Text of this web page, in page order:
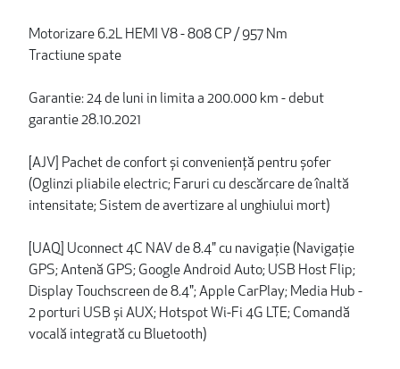
Motorizare 6.2L HEMI V8 - 808 CP / 957 Nm
Tractiune spate
Garantie: 24 de luni in limita a 200.000 km - debut
garantie 28.10.2021
[AJV] Pachet de confort și conveniență pentru șofer
(Oglinzi pliabile electric; Faruri cu descărcare de înaltă
intensitate; Sistem de avertizare al unghiului mort)
[UAQ] Uconnect 4C NAV de 8.4" cu navigație (Navigație
GPS; Antenă GPS; Google Android Auto; USB Host Flip;
Display Touchscreen de 8.4"; Apple CarPlay; Media Hub -
2 porturi USB și AUX; Hotspot Wi-Fi 4G LTE; Comandă
vocală integrată cu Bluetooth)